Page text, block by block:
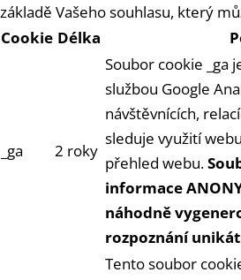
základě Vašeho souhlasu, který
Cookie Délka
_ga 2 roky
Soubor cookie _ga
službou Google
návštěvnících,
sleduje využití
přehled webu.
informace
náhodně
rozpoznání
Tento soubor